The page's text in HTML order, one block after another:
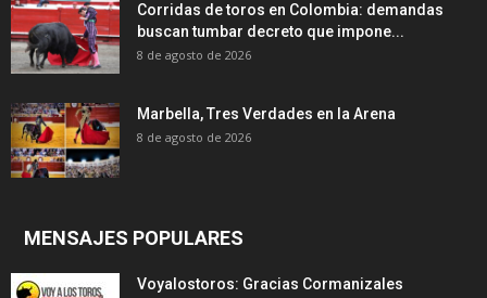
Corridas de toros en Colombia: demandas
buscan tumbar decreto que impone...
8 de agosto de 2026
Marbella, Tres Verdades en la Arena
8 de agosto de 2026
MENSAJES POPULARES
Voyalostoros: Gracias Cormanizales